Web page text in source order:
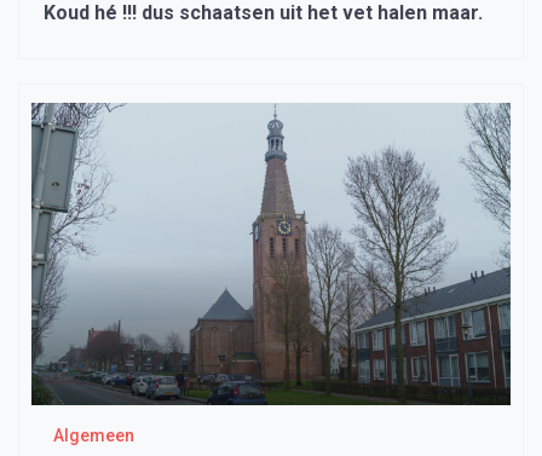
Koud hé !!! dus schaatsen uit het vet halen maar.
Algemeen